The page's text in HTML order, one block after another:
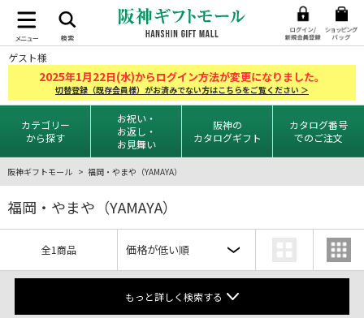
ゲスト様
2025年1月22日(水)からログイン方法が変更になりました。
切替登録（既存会員様）がお済みでない方はこちらをご覧ください ＞
カテゴリー
から探す
お祝い・
お返し・
お見舞い
阪神の
カタログギフト
カタログ番号
でのご注文
阪神ギフトモール 福岡・やまや（YAMAYA）
福岡・やまや（YAMAYA）
全1商品
もっと詳しく検索する